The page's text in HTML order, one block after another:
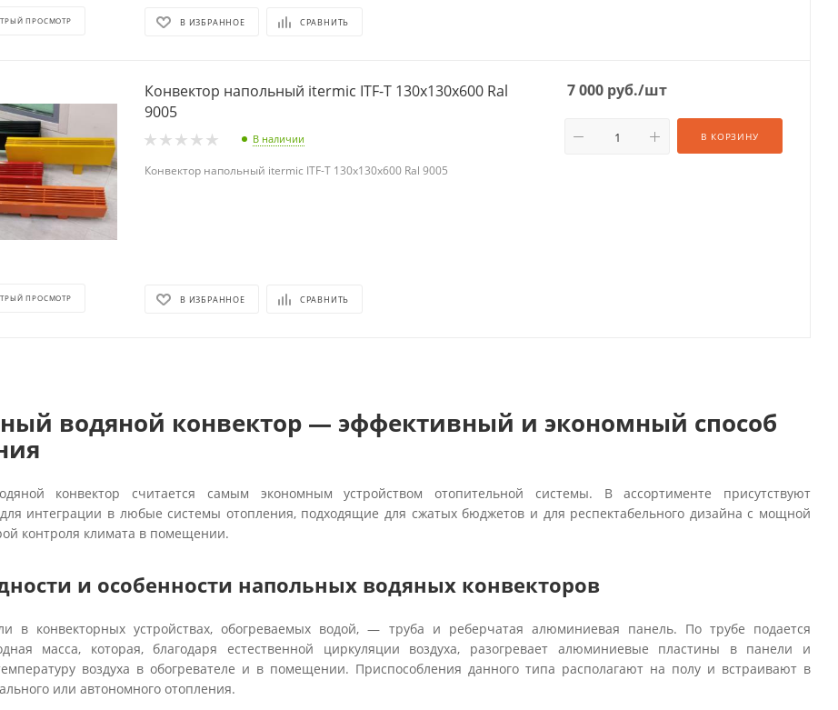
ПРОСМОТР В ИЗБРАННОЕ СРАВНИТЬ
ПРОСМОТР
Конвектор напольный itermic ITF-Т 130х130х600 Ral
9005
В наличии
Конвектор напольный itermic ITF-Т 130х130х600 Ral 9005
В ИЗБРАННОЕ СРАВНИТЬ
7 000 руб./шт
В КОРЗИНУ
водяной конвектор — эффективный и экономный способ
конвектор считается самым экономным устройством отопительной системы. В ассортименте присутствуют
интеграции в любые системы отопления, подходящие для сжатых бюджетов и для респектабельного дизайна с мощной
контроля климата в помещении.
и особенности напольных водяных конвекторов
в конвекторных устройствах, обогреваемых водой, — труба и реберчатая алюминиевая панель. По трубе подается
масса, которая, благодаря естественной циркуляции воздуха, разогревает алюминиевые пластины в панели и
воздуха в обогревателе и в помещении. Приспособления данного типа располагают на полу и встраивают в
или автономного отопления.